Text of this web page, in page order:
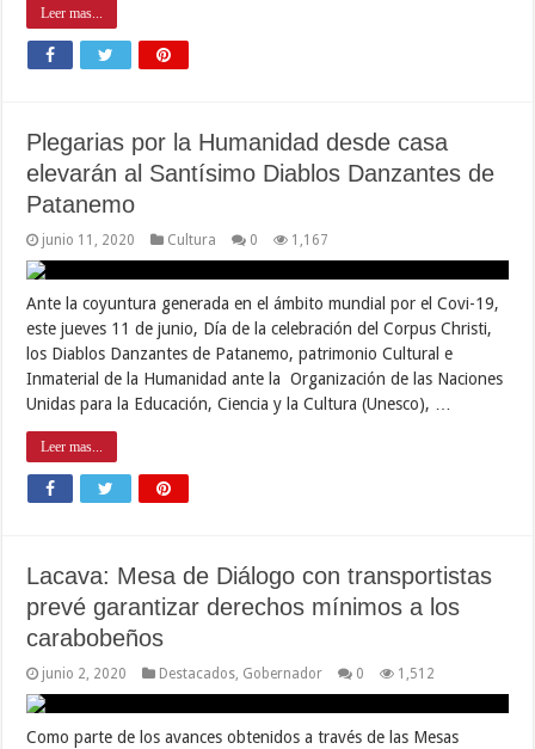
Leer mas...
Plegarias por la Humanidad desde casa
elevarán al Santísimo Diablos Danzantes de
Patanemo
junio 11, 2020 Cultura 0 1,167
Ante la coyuntura generada en el ámbito mundial por el Covi-19,
este jueves 11 de junio, Día de la celebración del Corpus Christi,
los Diablos Danzantes de Patanemo, patrimonio Cultural e
Inmaterial de la Humanidad ante la Organización de las Naciones
Unidas para la Educación, Ciencia y la Cultura (Unesco), …
Leer mas...
Lacava: Mesa de Diálogo con transportistas
prevé garantizar derechos mínimos a los
carabobeños
junio 2, 2020 Destacados Gobernador 0 1,512
Como parte de los avances obtenidos a través de las Mesas